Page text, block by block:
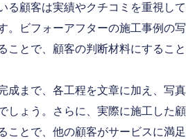
る顧客は実績やクチコミを重視して
。ビフォーアフターの施工事例の写
ことで、顧客の判断材料にすること
成まで、各工程を文章に加え、写真
しょう。さらに、実際に施工した顧
ことで、他の顧客がサービスに満足